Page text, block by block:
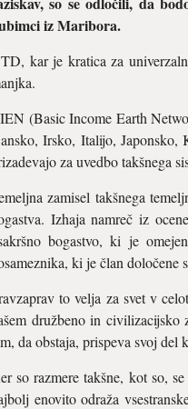
iz Maribora.
kar je kratica za
(Basic Income Earth
Irsko, Italijo,
za uvedbo takšnega
zamisel takšnega
Izhaja namreč iz
bogastvo, ki je
ki je član določene
to velja za svet v
družbeno in civilizacijsko
da obstaja, prispeva svoj del
so razmere takšne, kot so,
enovito odraža